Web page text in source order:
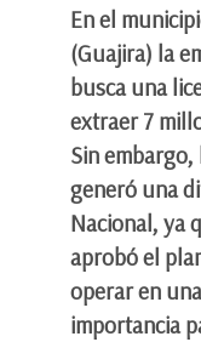
En el
(Guajira) la
busca una
extraer 7
Sin
generó una
Nacional, ya
aprobó el
operar en
importancia